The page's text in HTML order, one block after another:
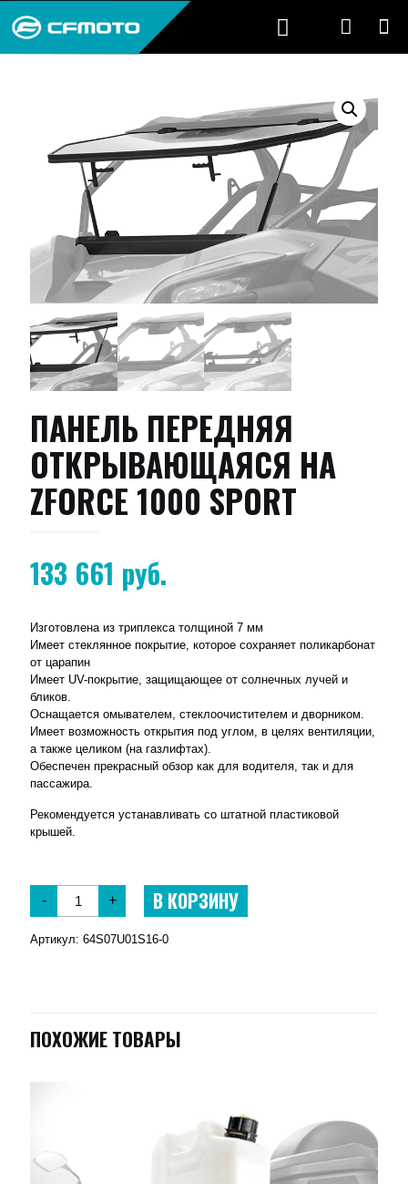
ПАНЕЛЬ ПЕРЕДНЯЯ
ОТКРЫВАЮЩАЯСЯ НА
ZFORCE 1000 SPORT
133 661 руб.
Изготовлена из триплекса толщиной 7 мм
Имеет стеклянное покрытие, которое сохраняет поликарбонат
от царапин
Имеет UV-покрытие, защищающее от солнечных лучей и
бликов.
Оснащается омывателем, стеклоочистителем и дворником.
Имеет возможность открытия под углом, в целях вентиляции,
а также целиком (на газлифтах).
Обеспечен прекрасный обзор как для водителя, так и для
пассажира.
Рекомендуется устанавливать со штатной пластиковой
крышей.
- + В КОРЗИНУ
Артикул: 64S07U01S16-0
ПОХОЖИЕ ТОВАРЫ